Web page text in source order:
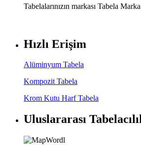
Tabelalarınızın markası Tabela
Hızlı Erişim
Alüminyum Tabela
Kompozit Tabela
Krom Kutu Harf Tabela
Uluslararası